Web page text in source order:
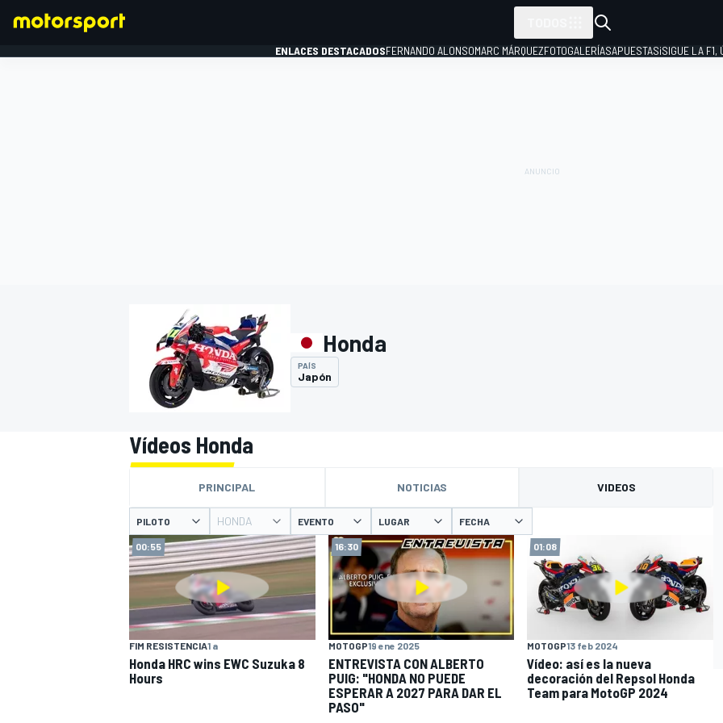
INDYCAR
WEC FÓRMULA E
ENLACES DESTACADOSFERNANDO ALONSOMARC MÁRQUEZFOTOGALERÍASAPUESTAS¡SIGUE LA F1,
Honda
PAÍS
Japón
Vídeos Honda
PRINCIPAL NOTICIAS VIDEOS
PILOTO HONDA EVENTO LUGAR FECHA
00:55
FIM RESISTENCIA1 a
Honda HRC wins EWC Suzuka 8
Hours
16:30
MOTOGP19 ene 2025
ENTREVISTA CON ALBERTO
PUIG: "HONDA NO PUEDE
ESPERAR A 2027 PARA DAR EL
PASO"
01:08
MOTOGP13 feb 2024
Vídeo: así es la nueva
decoración del Repsol Honda
Team para MotoGP 2024